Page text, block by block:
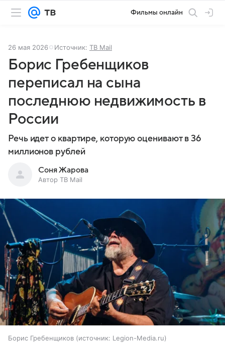
Фильмы онлайн
26 мая 2026 Источник: ТВ Mail
Борис Гребенщиков
переписал на сына
последнюю недвижимость в
России
Речь идет о квартире, которую оценивают в 36
миллионов рублей
Соня Жарова
Автор ТВ Mail
Борис Гребенщиков источник: Legion-Media.ru